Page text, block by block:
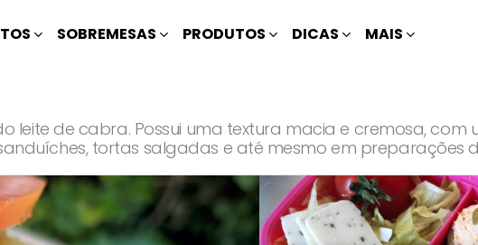
SOBREMESAS PRODUTOS DICAS MAIS
leite de cabra. Possui uma textura macia e cremosa, com
tortas salgadas e até mesmo em preparações